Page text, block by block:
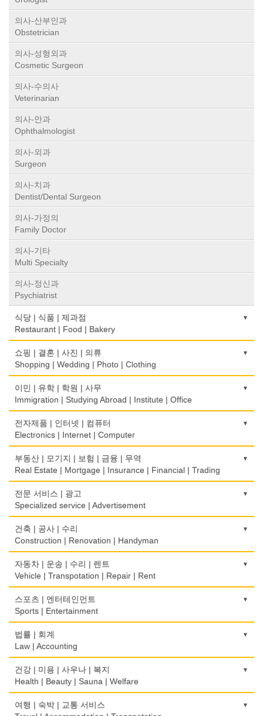
의사-산부인과
Obstetrician
의사-성형외과
Cosmetic Surgeon
의사-수의사
Veterinarian
의사-안과
Ophthalmologist
의사-외과
Surgeon
의사-치과
Dentist/Dental Surgeon
의사-가정의
Family Doctor
의사-기타
Multi Specialty
의사-정신과
Psychiatrist
식당 | 식품 | 제과점
Restaurant | Food | Bakery
농장
Farm
떡집/방앗간
Rice Cake
생선가게
Fish Market
Restaurant
식당장비
Food Equipment
식품점
Korean Food
Food Manufacturing
와인제조
Wine Maker
정육점
제과점
Bakery
식품도매
Food Distributors
쇼핑 | 결혼 | 사진 | 의류
Shopping | Wedding | Photo | Clothing
한복집
Korean Costume
유리/거울/액자
Glass/Mirror/Frame
Children's Ware
Wedding
인터넷 쇼핑
Internet Shopping
결혼상담
Marriage Consulting
Florist
모피점
백화점/선물센터
보석/귀금속/시계
Jeweler/Jeweller
이민 | 유학 | 학원 | 사무
Immigration | Studying Abroad | Institute | Office
이민/유학
Immigration/Studying Abroad
사무기기
Office Equipment
Stationery/Office Equipment
Book Store
운전학원
Driving School
한글학교
Korean Language School
Boarding House
학교/학원
개인지도-체육
전자제품 | 인터넷 | 컴퓨터
Electronics | Internet | Computer
금전등록기
Cash Register
인터넷 서비스/까페
Internet Service/Cafe
전자제품 판매/수리
Electronic Goods Sales/Repair
Telephone/Communication Service
컴퓨터 판매/수리
Computer Sales/Repair
부동산 | 모기지 | 보험 | 금융 | 무역
Real Estate | Mortgage | Insurance | Financial | Trading
도매
Wholesale
모기지
Mortgage
International Trade
Insurance/Investment/Finance
부동산 관리
Property Management
채무조정
Bankruptcy
Real Estate
전문 서비스 | 광고
Specialized service | Advertisement
광고/그래픽 디자인
Advertising/Graphic Design
광고 에이전트
Advertising Agency
경보/도난방지
Alarm/Security System
Cemetery/Monument
빨래방/세탁
Coin Laundry/Dry cleaning
상패/트로피
Medal/Trophy
건축 | 공사 | 수리
Construction | Renovation | Handyman
건축시공/개조
Construction/Home Renovation
건축설계사
Architect
Architecture
Home Inspection
간판
Signs
자동차 | 운송 | 수리 | 렌트
Vehicle | Transpotation | Repair | Rent
운송/통관/이삿짐
Transportation/Moving
택배
Courier Service
Taxi Service
Automobile/Car
스포츠 | 엔터테인먼트
Sports | Entertainment
골프장비
Golf Equipment
골프장
Golf/Country Club
가라오케/노래방/카페
Karaoke/Cafe
법률 | 회계
Law | Accounting
교통위반티켓
Traffic Ticket
공인회계사(CPA)
CPA
건강 | 미용 | 사우나 | 복지
Health | Beauty | Sauna | Welfare
건강상담/식품/정보
여행 | 숙박 | 교통 서비스